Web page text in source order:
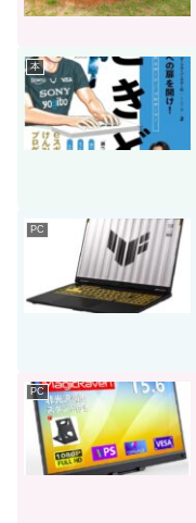
本
PC
PC